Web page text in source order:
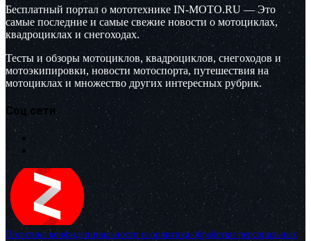
Бесплатный портал о мототехнике IN-MOTO.RU — Это
самые последние и самые свежие новости о мотоциклах,
квадроциклах и снегоходах.
Тесты и обзоры мотоциклов, квадроциклов, снегоходов и
мотоэкипировки, новости мотоспорта, путешествия на
мотоциклах и множество других интересных рубрик.
Соц.сети
Политика конфиденциальности и политика обработки персональных